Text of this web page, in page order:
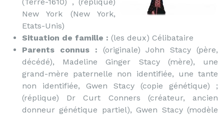
New York (New York,
Etats-Unis)
Situation de famille : (les deux) Célibataire
Parents connus : (originale) John Stacy (père,
décédé), Madeline Ginger Stacy (mère), une
grand-mère paternelle non identifiée, une tante
non identifiée, Gwen Stacy (copie génétique) ;
(réplique) Dr Curt Conners (créateur, ancien
donneur génétique partiel), Gwen Stacy (modèle